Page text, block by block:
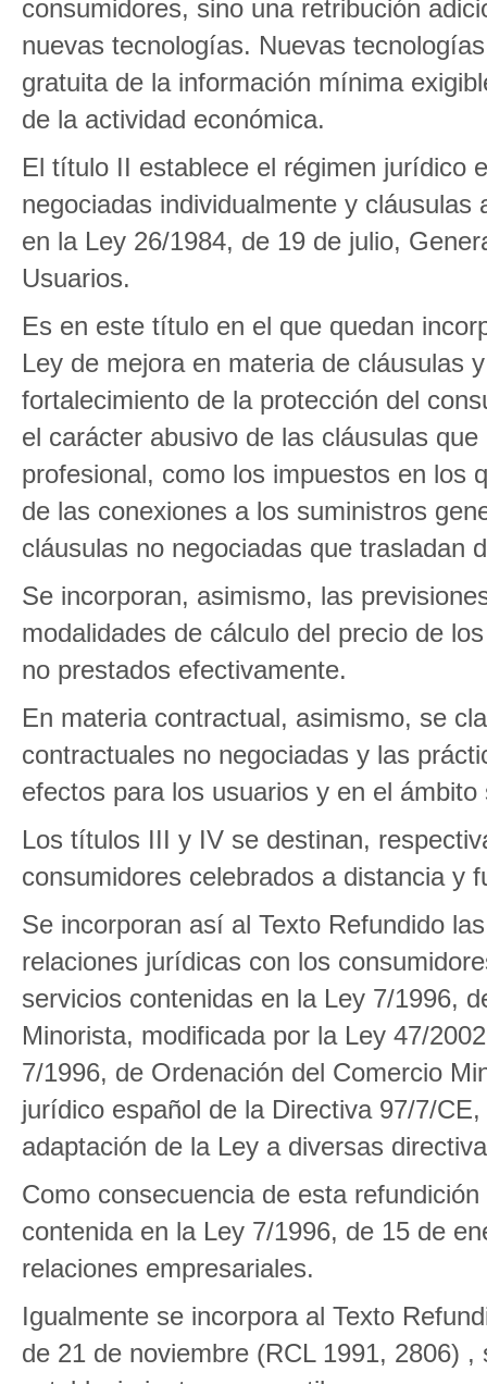
consumidores, sino una retribución
nuevas tecnologías. Nuevas
gratuita de la información mínima
de la actividad económica.
El título II establece el régimen jurídico
negociadas individualmente y
en la Ley 26/1984, de 19 de julio,
Usuarios.
Es en este título en el que quedan
Ley de mejora en materia de cláusulas
fortalecimiento de la protección del
el carácter abusivo de las cláusulas
profesional, como los impuestos en los
de las conexiones a los suministros
cláusulas no negociadas que trasladan
Se incorporan, asimismo, las
modalidades de cálculo del precio de
no prestados efectivamente.
En materia contractual, asimismo, se
contractuales no negociadas y las
efectos para los usuarios y en el ámbito
Los títulos III y IV se destinan,
consumidores celebrados a distancia y
Se incorporan así al Texto Refundido
relaciones jurídicas con los
servicios contenidas en la Ley 7/1996,
Minorista, modificada por la Ley 47/
7/1996, de Ordenación del Comercio
jurídico español de la Directiva 97/7/
adaptación de la Ley a diversas
Como consecuencia de esta
contenida en la Ley 7/1996, de 15 de
relaciones empresariales.
Igualmente se incorpora al Texto
de 21 de noviembre (RCL 1991, 2806)